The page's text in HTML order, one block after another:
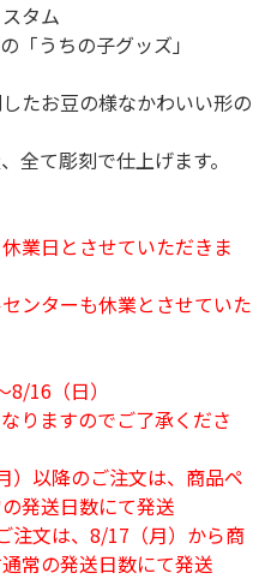
タム
「うちの子グッズ」
たお豆の様なかわいい形の
全て彫刻で仕上げます。
業日とさせていただきま
ンターも休業とさせていた
16（日）
りますのでご了承くださ
）以降のご注文は、商品ペ
発送日数にて発送
注文は、8/17（月）から商
常の発送日数にて発送